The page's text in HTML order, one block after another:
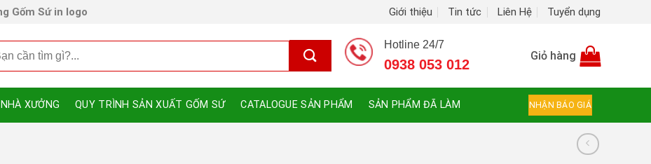
Gốm Sứ in logo Giới thiệu Tin tức Liên Hệ Tuyển dụng
Hotline 24/7
0938 053 012
Giỏ hàng
XƯỞNG QUY TRÌNH SẢN XUẤT GỐM SỨ CATALOGUE SẢN PHẨM SẢN PHẨM ĐÃ LÀM NHẬN BÁO GIÁ